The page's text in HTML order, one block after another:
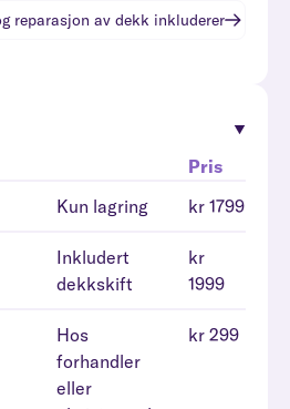
reparasjon av dekk inkluderer
Pris
Kun lagring kr 1799
Inkludert
dekkskift
kr
1999
Hos
forhandler
eller
kr 299